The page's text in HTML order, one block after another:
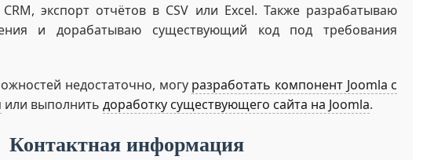
экспорт отчётов в CSV или Excel. Также разрабатываю
и дорабатываю существующий код под требования
недостаточно, могу разработать компонент Joomla с
или выполнить доработку существующего сайта на Joomla.
Контактная информация